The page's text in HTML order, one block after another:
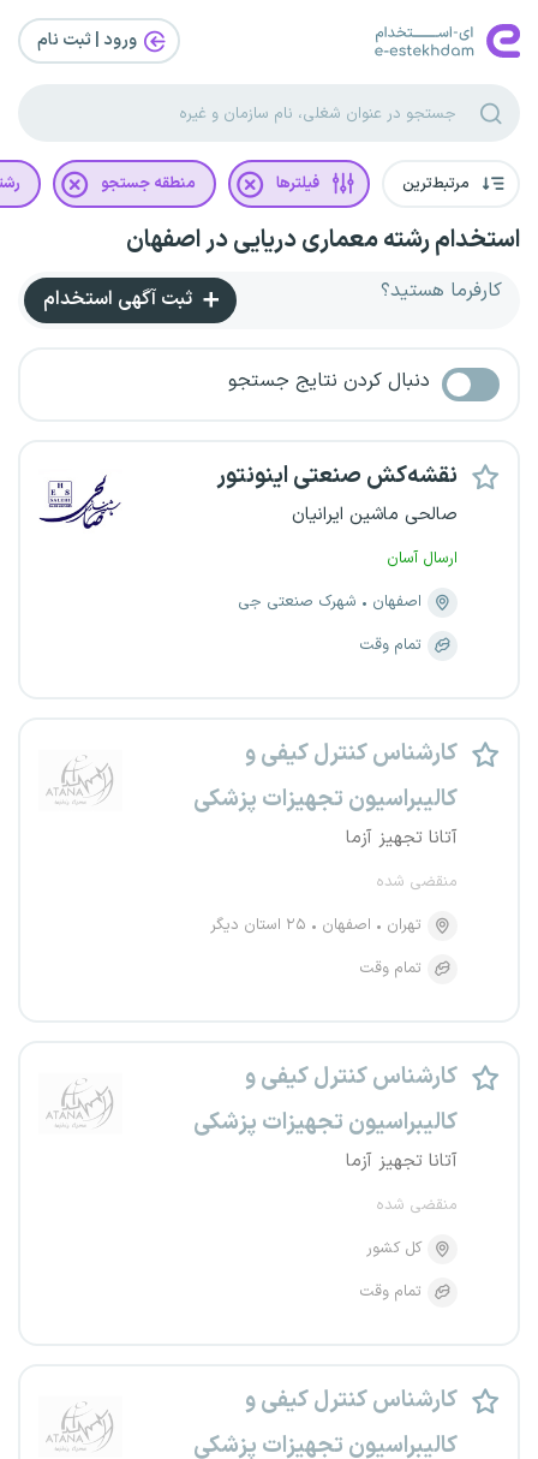
ورود | ثبت‌ نام
مرتبط‌ترین فیلترها منطقه جستجو
استخدام رشته معماری دریایی در اصفهان
کارفرما هستید؟ ثبت آگهی استخدام
دنبال کردن نتایج جستجو
نقشه‌کش صنعتی اینونتور
صالحی ماشین ایرانیان
ارسال آسان
اصفهان
شهرک صنعتی جی
تمام وقت
کارشناس کنترل کیفی و
کالیبراسیون تجهیزات پزشکی
آتانا تجهیز آزما
منقضی شده
تهران
اصفهان
۲۵ استان دیگر
تمام وقت
کارشناس کنترل کیفی و
کالیبراسیون تجهیزات پزشکی
آتانا تجهیز آزما
منقضی شده
کل کشور
تمام وقت
کارشناس کنترل کیفی و
کالیبراسیون تجهیزات پزشکی